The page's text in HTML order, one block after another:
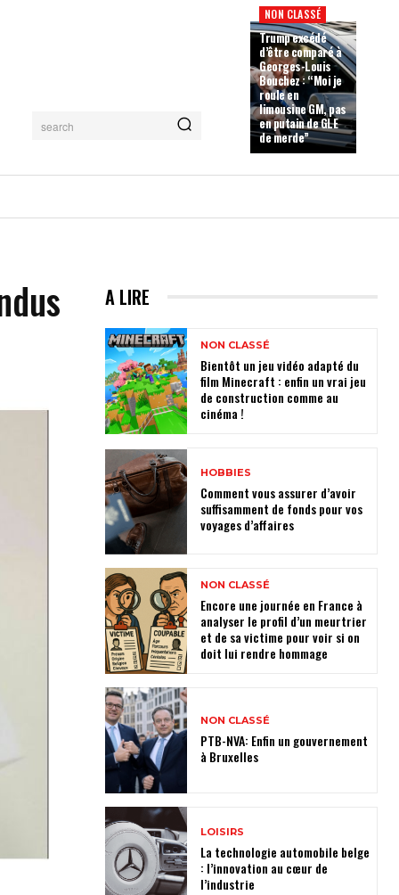
search
NON CLASSÉ
Trump excédé
d’être comparé à
Georges-Louis
Bouchez : “Moi je
roule en
limousine GM, pas
en putain de GLE
de merde”
A LIRE
NON CLASSÉ
Bientôt un jeu vidéo adapté du
film Minecraft : enfin un vrai jeu
de construction comme au
cinéma !
HOBBIES
Comment vous assurer d’avoir
suffisamment de fonds pour vos
voyages d’affaires
NON CLASSÉ
Encore une journée en France à
analyser le profil d’un meurtrier
et de sa victime pour voir si on
doit lui rendre hommage
NON CLASSÉ
PTB-NVA: Enfin un gouvernement
à Bruxelles
LOISIRS
La technologie automobile belge
: l’innovation au cœur de
l’industrie